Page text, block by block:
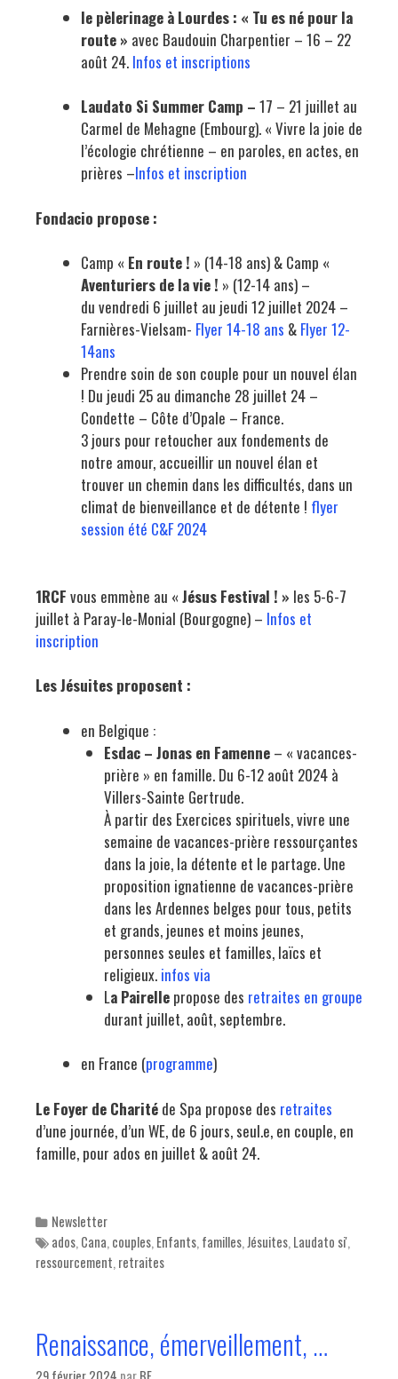
le pèlerinage à Lourdes : « Tu es né pour la
route » avec Baudouin Charpentier – 16 – 22
août 24. Infos et inscriptions
Laudato Si Summer Camp – 17 – 21 juillet au
Carmel de Mehagne (Embourg). « Vivre la joie de
l’écologie chrétienne – en paroles, en actes, en
prières –Infos et inscription
Fondacio propose :
Camp « En route ! » (14-18 ans) & Camp «
Aventuriers de la vie ! » (12-14 ans) –
du vendredi 6 juillet au jeudi 12 juillet 2024 –
Farnières-Vielsam- Flyer 14-18 ans & Flyer 12-
14ans
Prendre soin de son couple pour un nouvel élan
! Du jeudi 25 au dimanche 28 juillet 24 –
Condette – Côte d’Opale – France.
3 jours pour retoucher aux fondements de
notre amour, accueillir un nouvel élan et
trouver un chemin dans les difficultés, dans un
climat de bienveillance et de détente ! flyer
session été C&F 2024
1RCF vous emmène au « Jésus Festival ! » les 5-6-7
juillet à Paray-le-Monial (Bourgogne) – Infos et
inscription
Les Jésuites proposent :
en Belgique :
Esdac – Jonas en Famenne– « vacances-
prière » en famille. Du 6-12 août 2024 à
Villers-Sainte Gertrude.
À partir des Exercices spirituels, vivre une
semaine de vacances-prière ressourçantes
dans la joie, la détente et le partage. Une
proposition ignatienne de vacances-prière
dans les Ardennes belges pour tous, petits
et grands, jeunes et moins jeunes,
personnes seules et familles, laïcs et
religieux. infos via
La Pairellepropose des retraites en groupe
durant juillet, août, septembre.
en France (programme)
Le Foyer de Charité de Spa propose des retraites
d’une journée, d’un WE, de 6 jours, seul.e, en couple, en
famille, pour ados en juillet & août 24.
Categories
Newsletter
Tags
ados,Cana,couples,Enfants,familles,Jésuites,Laudato si',
ressourcement,retraites
Renaissance, émerveillement, …